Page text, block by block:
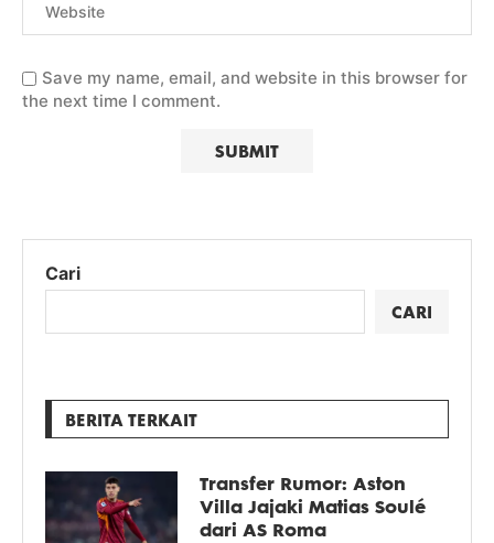
Save my name, email, and website in this browser for
the next time I comment.
Cari
CARI
BERITA TERKAIT
Transfer Rumor: Aston
Villa Jajaki Matias Soulé
dari AS Roma